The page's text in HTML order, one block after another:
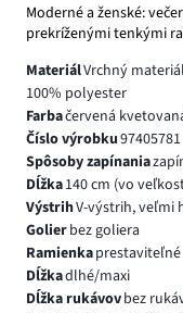
Moderné a ženské:
prekríženými tenkými
MateriálVrchný
100% polyester
Farbačervená
Číslo výrobku97405781
Spôsoby zapínania
Dĺžka140 cm (vo
VýstrihV-výstrih, veľmi
Golierbez goliera
Ramienkaprestaviteľné
Dĺžkadlhé/maxi
Dĺžka rukávovbez